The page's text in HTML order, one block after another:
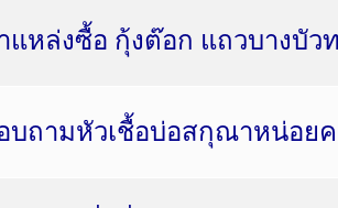
แหล่งซื้อ กุ้งต๊อก แถวบางบัว
บถามหัวเชื้อบ่อสกุณาหน่อย